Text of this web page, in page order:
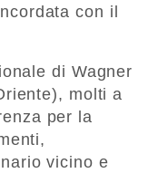
con il
di Wagner
molti a
per la
vicino e